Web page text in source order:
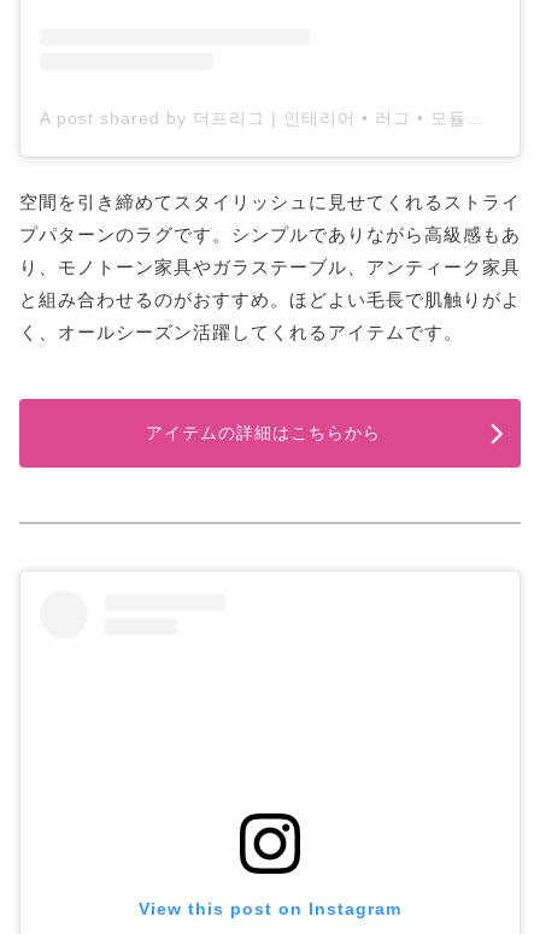
空間を引き締めてスタイリッシュに見せてくれるストライ
プパターンのラグです。シンプルでありながら高級感もあ
り、モノトーン家具やガラステーブル、アンティーク家具
と組み合わせるのがおすすめ。ほどよい毛長で肌触りがよ
く、オールシーズン活躍してくれるアイテムです。
アイテムの詳細はこちらから
View this post on Instagram